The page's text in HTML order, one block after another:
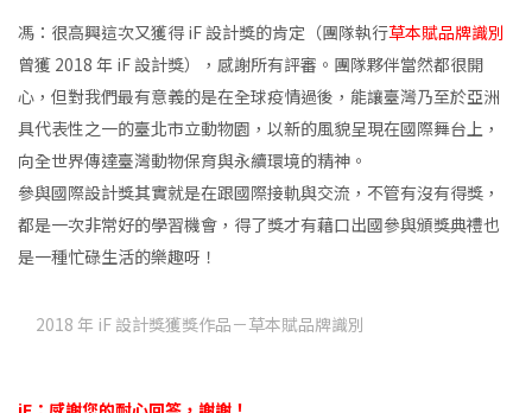
馮：很高興這次又獲得 iF 設計獎的肯定（團隊執行草本賦品牌識別
曾獲 2018 年 iF 設計獎），感謝所有評審。團隊夥伴當然都很開
心，但對我們最有意義的是在全球疫情過後，能讓臺灣乃至於亞洲
具代表性之一的臺北市立動物園，以新的風貌呈現在國際舞台上，
向全世界傳達臺灣動物保育與永續環境的精神。
參與國際設計獎其實就是在跟國際接軌與交流，不管有沒有得獎，
都是一次非常好的學習機會，得了獎才有藉口出國參與頒獎典禮也
是一種忙碌生活的樂趣呀！
2018 年 iF 設計獎獲獎作品－草本賦品牌識別